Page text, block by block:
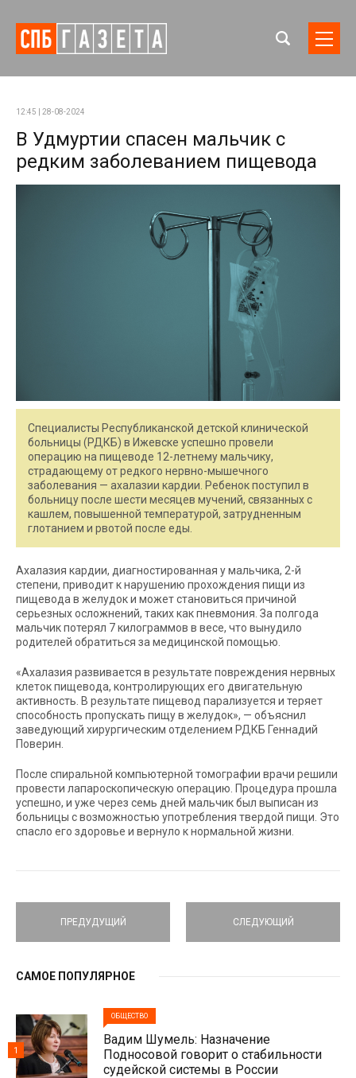
12:45 | 28-08-2024
В Удмуртии спасен мальчик с
редким заболеванием пищевода
Специалисты Республиканской детской клинической
больницы (РДКБ) в Ижевске успешно провели
операцию на пищеводе 12-летнему мальчику,
страдающему от редкого нервно-мышечного
заболевания — ахалазии кардии. Ребенок поступил в
больницу после шести месяцев мучений, связанных с
кашлем, повышенной температурой, затрудненным
глотанием и рвотой после еды.
Ахалазия кардии, диагностированная у мальчика, 2-й
степени, приводит к нарушению прохождения пищи из
пищевода в желудок и может становиться причиной
серьезных осложнений, таких как пневмония. За полгода
мальчик потерял 7 килограммов в весе, что вынудило
родителей обратиться за медицинской помощью.
«Ахалазия развивается в результате повреждения нервных
клеток пищевода, контролирующих его двигательную
активность. В результате пищевод парализуется и теряет
способность пропускать пищу в желудок», — объяснил
заведующий хирургическим отделением РДКБ Геннадий
Поверин.
После спиральной компьютерной томографии врачи решили
провести лапароскопическую операцию. Процедура прошла
успешно, и уже через семь дней мальчик был выписан из
больницы с возможностью употребления твердой пищи. Это
спасло его здоровье и вернуло к нормальной жизни.
ПРЕДУДУЩИЙ СЛЕДУЮЩИЙ
САМОЕ ПОПУЛЯРНОЕ
ОБЩЕСТВО
Вадим Шумель: Назначение
Подносовой говорит о стабильности
судейской системы в России
1